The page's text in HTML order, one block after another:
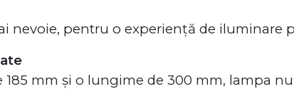
nevoie, pentru o experiență de iluminare
mm și o lungime de 300 mm, lampa